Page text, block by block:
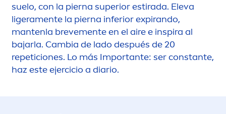
suelo, con la pierna superior estirada. Eleva
ligeramente la pierna inferior expirando,
mantenla brevemente en el aire e inspira al
bajarla. Cambia de lado después de 20
repeticiones. Lo más Importante: ser constante,
haz este ejercicio a diario.